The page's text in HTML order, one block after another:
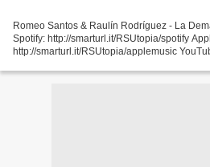
Romeo Santos & Raulín Rodríguez - La
Spotify: http://smarturl.it/RSUtopia/spotify
http://smarturl.it/RSUtopia/applemusic
http://smarturl.it/RSUtopia/googleplay...